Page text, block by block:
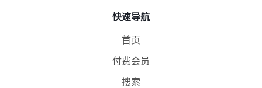
快速导航
首页
付费会员
搜索